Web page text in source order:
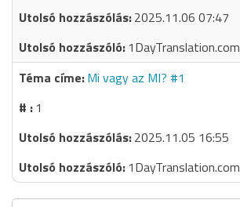
2025.11.06 07:47
1DayTranslation.com
Mi vagy az MI? #1
1
2025.11.05 16:55
1DayTranslation.com